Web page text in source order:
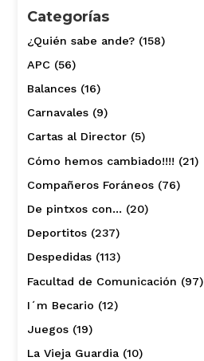
Categorías
¿Quién sabe ande?(158)
APC(56)
Balances(16)
Carnavales(9)
Cartas al Director(5)
Cómo hemos cambiado!!!! (21)
Compañeros Foráneos(76)
De pintxos con… (20)
Deportitos(237)
Despedidas(113)
Facultad de Comunicación (97)
I´m Becario (12)
Juegos(19)
La Vieja Guardia(10)